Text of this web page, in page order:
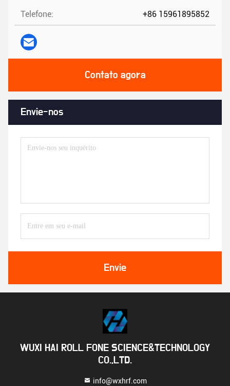
Telefone: +86 15961895852
Contato agora
Envie-nos
Envie
WUXI HAI ROLL FONE SCIENCE&TECHNOLOGY
CO.,LTD.
info@wxhrf.com